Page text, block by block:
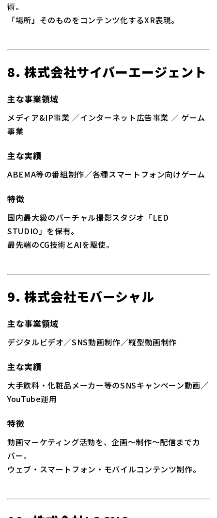
術。
「場所」そのものをコンテンツ化するXR表現。
8. 株式会社サイバーエージェント
主な事業領域
メディア&IP事業 ／インターネット広告事業 ／ ゲーム
事業
主な実績
ABEMA等の番組制作／各種スマートフォン向けゲーム
特徴
国内最大級のバーチャル撮影スタジオ「LED
STUDIO」を保有。
最先端のCG技術とAIを駆使。
9. 株式会社モバーシャル
主な事業領域
デジタルビデオ／SNS動画制作／縦型動画制作
主な実績
大手飲料・化粧品メーカー等のSNSキャンペーン動画／
YouTube運用
特徴
動画マーケティング活動を、企画〜制作〜配信までカ
バー。
ウェブ・スマートフォン・モバイルコンテンツ制作。